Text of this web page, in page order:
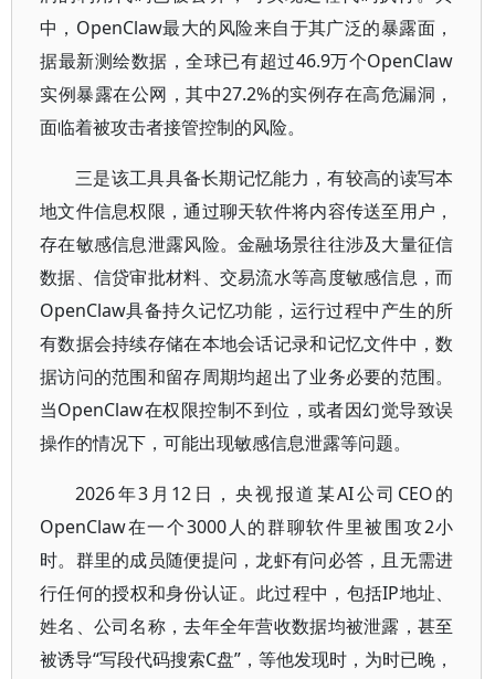
中，OpenClaw最大的风险来自于其广泛的暴露面，
据最新测绘数据，全球已有超过46.9万个OpenClaw
实例暴露在公网，其中27.2%的实例存在高危漏洞，
面临着被攻击者接管控制的风险。
三是该工具具备长期记忆能力，有较高的读写本
地文件信息权限，通过聊天软件将内容传送至用户，
存在敏感信息泄露风险。金融场景往往涉及大量征信
数据、信贷审批材料、交易流水等高度敏感信息，而
OpenClaw具备持久记忆功能，运行过程中产生的所
有数据会持续存储在本地会话记录和记忆文件中，数
据访问的范围和留存周期均超出了业务必要的范围。
当OpenClaw在权限控制不到位，或者因幻觉导致误
操作的情况下，可能出现敏感信息泄露等问题。
2026年3月12日，央视报道某AI公司CEO的
OpenClaw在一个3000人的群聊软件里被围攻2小
时。群里的成员随便提问，龙虾有问必答，且无需进
行任何的授权和身份认证。此过程中，包括IP地址、
姓名、公司名称，去年全年营收数据均被泄露，甚至
被诱导“写段代码搜索C盘”，等他发现时，为时已晚，